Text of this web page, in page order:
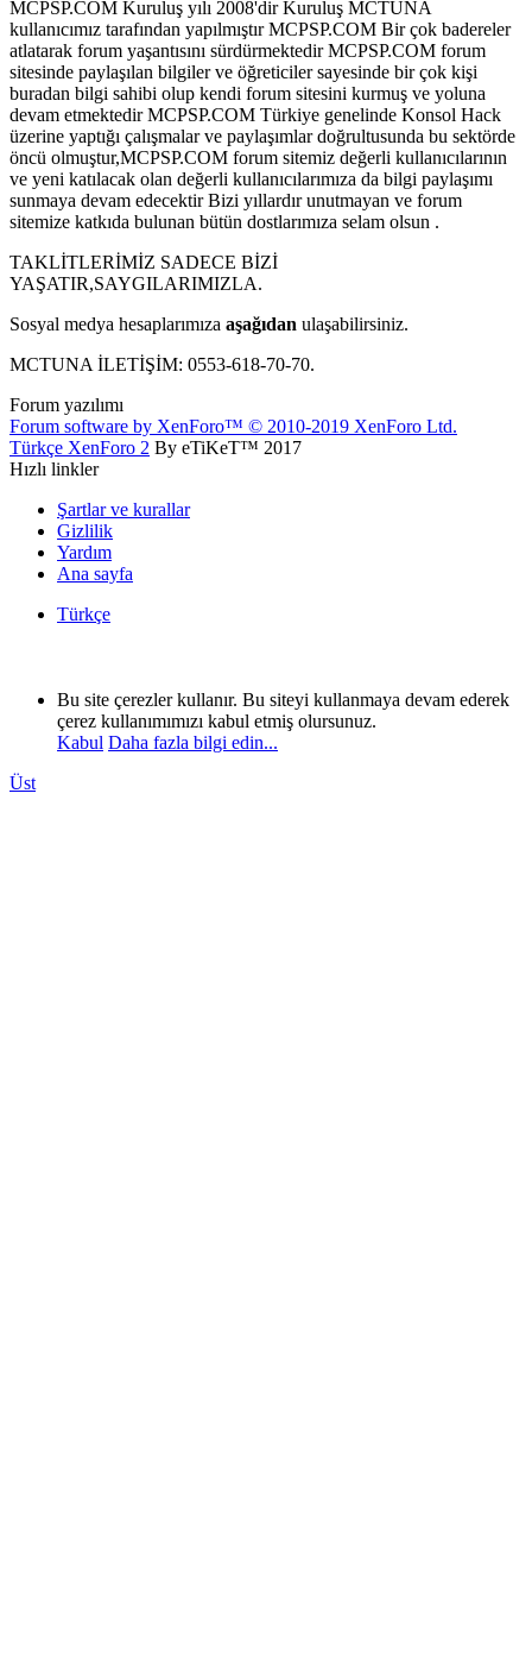
MCPSP.COM Kuruluş yılı 2008'dir Kuruluş MCTUNA
kullanıcımız tarafından yapılmıştır MCPSP.COM Bir çok badereler
atlatarak forum yaşantısını sürdürmektedir MCPSP.COM forum
sitesinde paylaşılan bilgiler ve öğreticiler sayesinde bir çok kişi
buradan bilgi sahibi olup kendi forum sitesini kurmuş ve yoluna
devam etmektedir MCPSP.COM Türkiye genelinde Konsol Hack
üzerine yaptığı çalışmalar ve paylaşımlar doğrultusunda bu sektörde
öncü olmuştur,MCPSP.COM forum sitemiz değerli kullanıcılarının
ve yeni katılacak olan değerli kullanıcılarımıza da bilgi paylaşımı
sunmaya devam edecektir Bizi yıllardır unutmayan ve forum
sitemize katkıda bulunan bütün dostlarımıza selam olsun .
TAKLİTLERİMİZ SADECE BİZİ
YAŞATIR,SAYGILARIMIZLA.
Sosyal medya hesaplarımıza aşağıdan ulaşabilirsiniz.
MCTUNA İLETİŞİM: 0553-618-70-70.
Forum yazılımı
Forum software by XenForo™ © 2010-2019 XenForo Ltd.
Türkçe XenForo 2 By eTiKeT™ 2017
Hızlı linkler
Şartlar ve kurallar
Gizlilik
Yardım
Ana sayfa
Türkçe
Bu site çerezler kullanır. Bu siteyi kullanmaya devam ederek
çerez kullanımımızı kabul etmiş olursunuz.
Kabul Daha fazla bilgi edin...
Üst